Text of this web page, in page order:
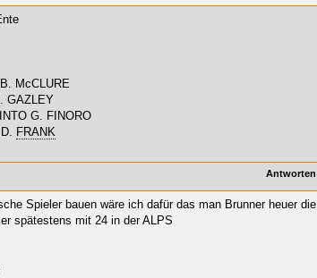
B. McCLURE
GAZLEY
G. FINORO
D. FRANK
Antworten
Spieler bauen wäre ich dafür das man Brunner heuer die
spätestens mit 24 in der ALPS